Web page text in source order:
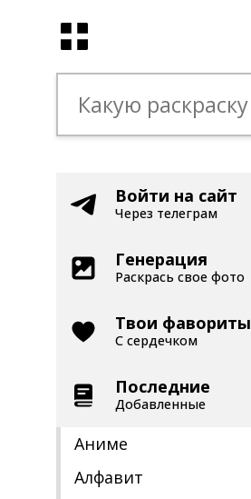
Войти на сайт
Через телеграм
Генерация
Раскрась свое фото
Твои фавориты
С сердечком
Последние
Добавленные
Аниме
Алфавит